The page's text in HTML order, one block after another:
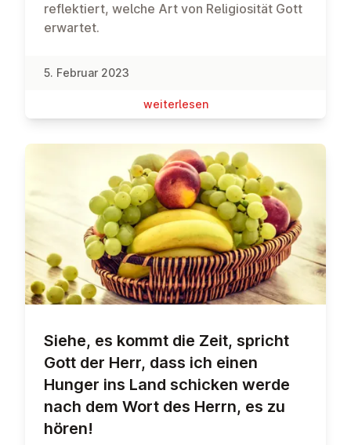
reflektiert, welche Art von Religiosität Gott
erwartet.
5. Februar 2023
wei­ter­le­sen
Siehe, es kommt die Zeit, spricht
Gott der Herr, dass ich einen
Hunger ins Land schicken werde
nach dem Wort des Herrn, es zu
hören!